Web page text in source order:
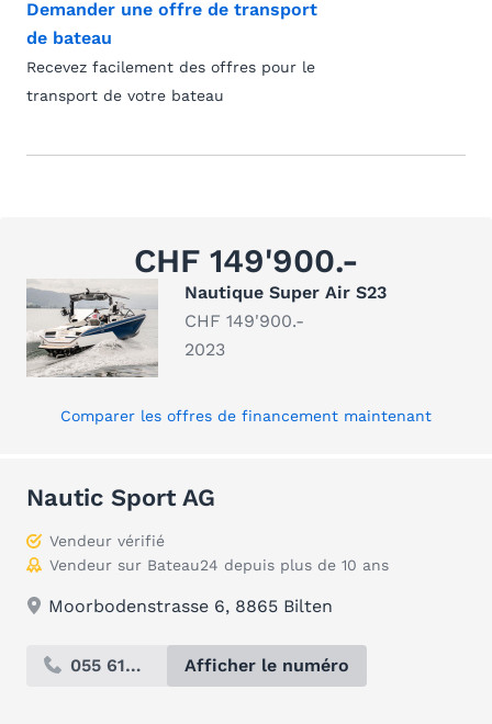
Demander une offre de transport
de bateau
Recevez facilement des offres pour le
transport de votre bateau
CHF 149'900.-
Nautique Super Air S23
CHF 149'900.-
2023
Comparer les offres de financement maintenant
Nautic Sport AG
Vendeur vérifié
Vendeur sur Bateau24 depuis plus de 10 ans
Moorbodenstrasse 6, 8865 Bilten
055 619... Afficher le numéro